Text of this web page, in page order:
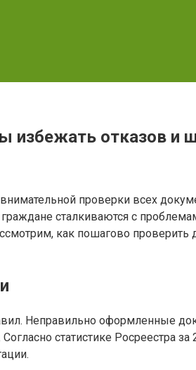
избежать отказов и
проверки всех
сталкиваются с
как пошагово
Неправильно оформленные
статистике Росреестра за